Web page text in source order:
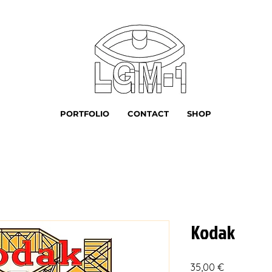
PORTFOLIO CONTACT SHOP
Kodak
35,00 €Prix